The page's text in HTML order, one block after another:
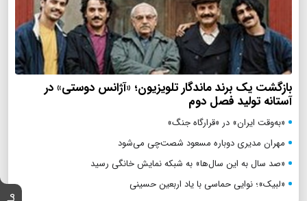
بازگشت یک برند ماندگار تلویزیون؛ «آژانس دوستی» در
آستانه تولید فصل دوم
«به‌وقت ایران» در «قرارگاه جنگ»
مهران مدیری دوباره مسعود شصت‌چی می‌شود
«صد سال به این سال‌ها» به شبکه نمایش خانگی رسید
«لبیک»؛ نوایی حماسی با یاد اربعین حسینی